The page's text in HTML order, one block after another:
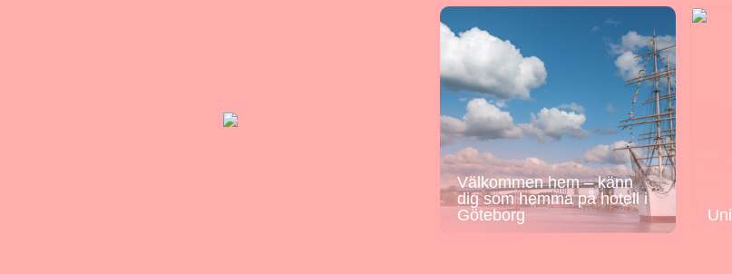
Välkommen hem – känn
dig som hemma på hotell i
Göteborg